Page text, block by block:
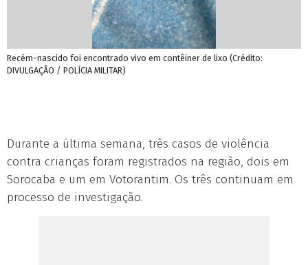
Recém-nascido foi encontrado vivo em contêiner de lixo (Crédito:
DIVULGAÇÃO / POLÍCIA MILITAR)
Durante a última semana, três casos de violência
contra crianças foram registrados na região, dois em
Sorocaba e um em Votorantim. Os três continuam em
processo de investigação.